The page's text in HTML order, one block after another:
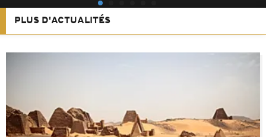
PLUS D'ACTUALITÉS